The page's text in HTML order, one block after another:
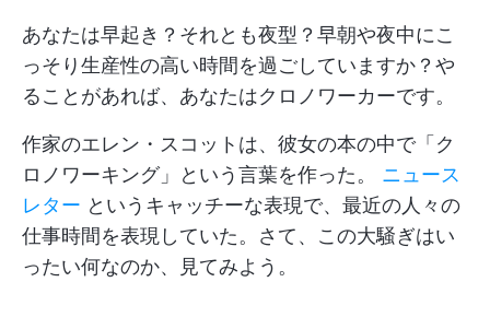
あなたは早起き？それとも夜型？早朝や夜中にこ
っそり生産性の高い時間を過ごしていますか？や
ることがあれば、あなたはクロノワーカーです。
作家のエレン・スコットは、彼女の本の中で「ク
ロノワーキング」という言葉を作った。 ニュース
レター というキャッチーな表現で、最近の人々の
仕事時間を表現していた。さて、この大騒ぎはい
ったい何なのか、見てみよう。